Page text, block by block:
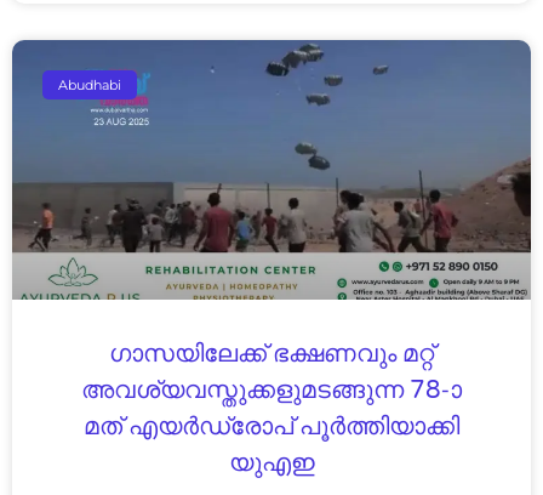
Abudhabi
ഗാസയിലേക്ക് ഭക്ഷണവും മറ്റ്
അവശ്യവസ്തുക്കളുമടങ്ങുന്ന 78-ാ
മത് എയർഡ്രോപ് പൂർത്തിയാക്കി
യുഎഇ